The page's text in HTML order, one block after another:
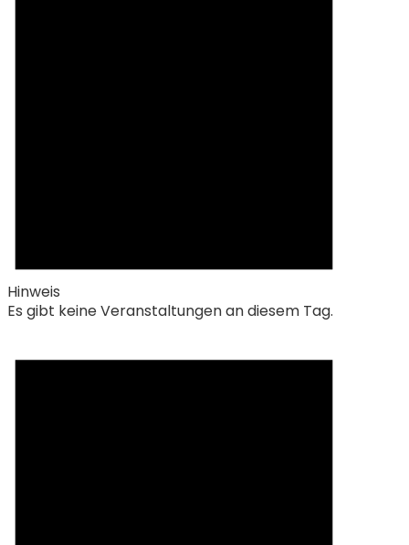
Hinweis
Es gibt keine Veranstaltungen an diesem Tag.